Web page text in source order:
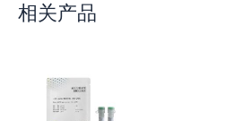
相关产品